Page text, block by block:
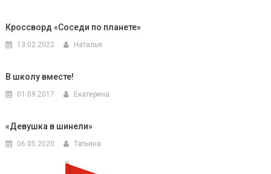
Кроссворд «Соседи по планете»
13.02.2022 Наталья
В школу вместе!
01.09.2017 Екатерина
«Девушка в шинели»
06.05.2020 Татьяна